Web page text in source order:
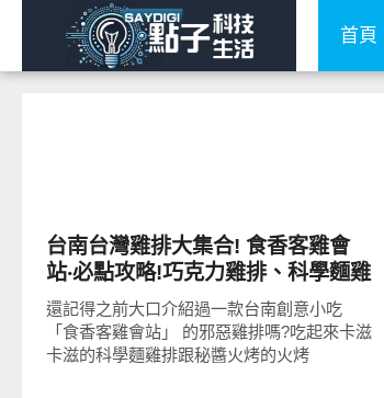
首頁
台南台灣雞排大集合! 食香客雞會
站‧必點攻略!巧克力雞排、科學麵雞
排、火烤雞排!
還記得之前大口介紹過一款台南創意小吃
「食香客雞會站」 的邪惡雞排嗎?吃起來卡滋
卡滋的科學麵雞排跟秘醬火烤的火烤